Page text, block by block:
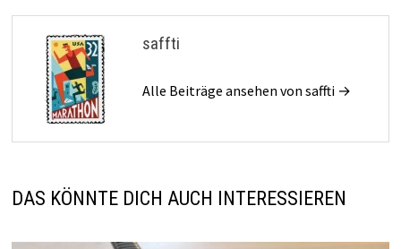
saffti
Alle Beiträge ansehen von saffti →
DAS KÖNNTE DICH AUCH INTERESSIEREN